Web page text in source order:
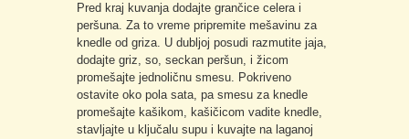
Pred kraj kuvanja dodajte grančice celera i
peršuna. Za to vreme pripremite mešavinu za
knedle od griza. U dubljoj posudi razmutite jaja,
dodajte griz, so, seckan peršun, i žicom
promešajte jednoličnu smesu. Pokriveno
ostavite oko pola sata, pa smesu za knedle
promešajte kašikom, kašičicom vadite knedle,
stavljajte u ključalu supu i kuvajte na laganoj